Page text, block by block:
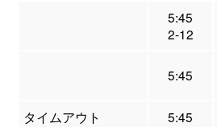
5:45
2-12
5:45
タイムアウト
5:45